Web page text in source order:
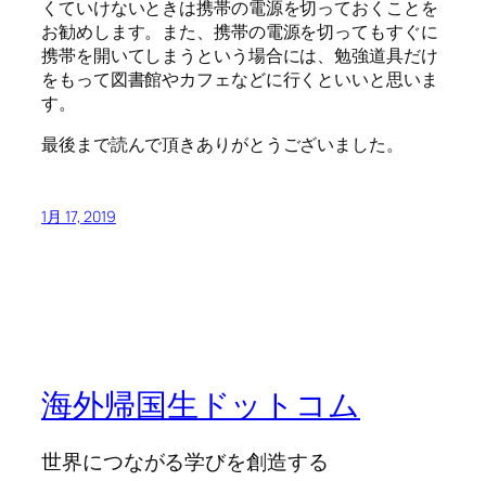
くていけないときは携帯の電源を切っておくことを
お勧めします。また、携帯の電源を切ってもすぐに
携帯を開いてしまうという場合には、勉強道具だけ
をもって図書館やカフェなどに行くといいと思いま
す。
最後まで読んで頂きありがとうございました。
1月 17, 2019
海外帰国生ドットコム
世界につながる学びを創造する